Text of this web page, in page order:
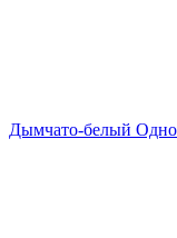
Дымчато-белый